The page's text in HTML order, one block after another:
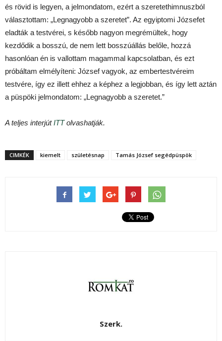
és rövid is legyen, a jelmondatom, ezért a szeretethimnuszból
választottam: „Legnagyobb a szeretet”. Az egyiptomi Józsefet
eladták a testvérei, s később nagyon megrémültek, hogy
kezdődik a bosszú, de nem lett bosszúállás belőle, hozzá
hasonlóan én is vallottam magammal kapcsolatban, és ezt
próbáltam elmélyíteni: József vagyok, az embertestvéreim
testvére, így ez illett ehhez a képhez a legjobban, és így lett aztán
a püspöki jelmondatom: „Legnagyobb a szeretet.”
A teljes interjútITTolvashatják.
CIMKÉK kiemelt születésnap Tamás József segédpüspök
Szerk.